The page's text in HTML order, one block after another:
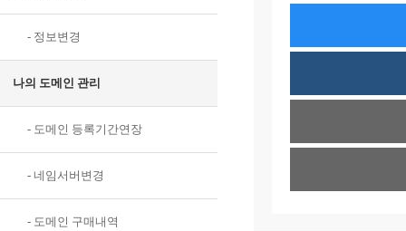
- 정보변경
나의 도메인 관리
- 도메인 등록기간연장
- 네임서버변경
- 도메인 구매내역